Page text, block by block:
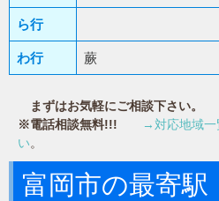
ら行
わ行 蕨
まずはお気軽にご相談下さい。
※電話相談無料!!!
→対応地域一
い。
富岡市の最寄駅